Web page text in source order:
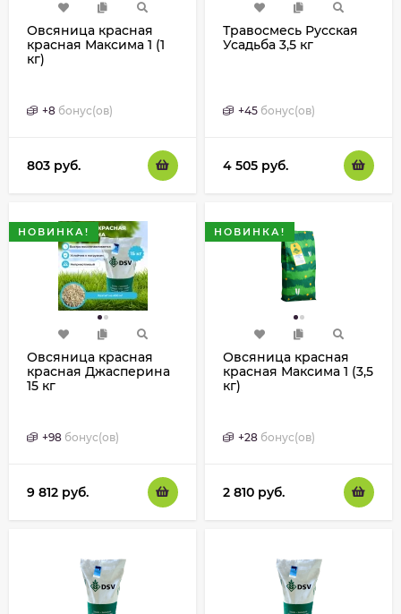
Овсяница красная
красная Максима 1 (1
кг)
+8 бонус(ов)
803 руб.
Травосмесь Русская
Усадьба 3,5 кг
+45 бонус(ов)
4 505 руб.
НОВИНКА!
Овсяница красная
красная Джасперина
15 кг
+98 бонус(ов)
9 812 руб.
НОВИНКА!
Овсяница красная
красная Максима 1 (3,5
кг)
+28 бонус(ов)
2 810 руб.